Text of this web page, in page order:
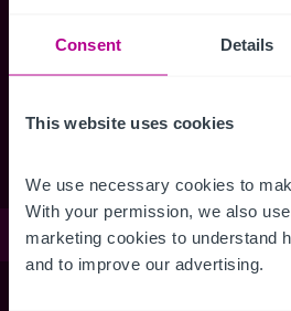
Consent Details
This website uses cookies
We use necessary cookies to
With your permission, we also
marketing cookies to understand
and to improve our advertising.
Transacciones Hoteleras
Consultoría
Manténgase